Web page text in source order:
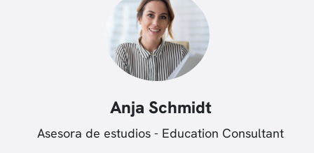
Anja Schmidt
Asesora de estudios - Education Consultant